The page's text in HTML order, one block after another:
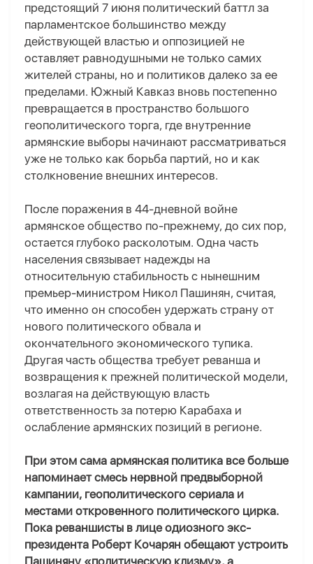
предстоящий 7 июня политический баттл за
парламентское большинство между
действующей властью и оппозицией не
оставляет равнодушными не только самих
жителей страны, но и политиков далеко за ее
пределами. Южный Кавказ вновь постепенно
превращается в пространство большого
геополитического торга, где внутренние
армянские выборы начинают рассматриваться
уже не только как борьба партий, но и как
столкновение внешних интересов.
После поражения в 44-дневной войне
армянское общество по-прежнему, до сих пор,
остается глубоко расколотым. Одна часть
населения связывает надежды на
относительную стабильность с нынешним
премьер-министром Никол Пашинян, считая,
что именно он способен удержать страну от
нового политического обвала и
окончательного экономического тупика.
Другая часть общества требует реванша и
возвращения к прежней политической модели,
возлагая на действующую власть
ответственность за потерю Карабаха и
ослабление армянских позиций в регионе.
При этом сама армянская политика все больше
напоминает смесь нервной предвыборной
кампании, геополитического сериала и
местами откровенного политического цирка.
Пока реваншисты в лице одиозного экс-
президента Роберт Кочарян обещают устроить